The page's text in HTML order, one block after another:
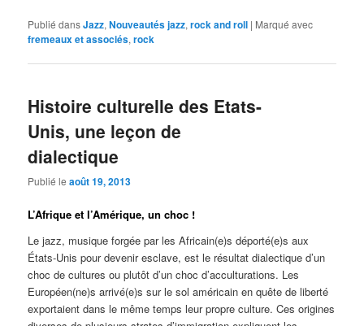
Publié dansJazz,Nouveautés jazz,rock and roll | Marqué avec
fremeaux et associés,rock
Histoire culturelle des Etats-
Unis, une leçon de
dialectique
Publié leaoût 19, 2013
L’Afrique et l’Amérique, un choc !
Le jazz, musique forgée par les Africain(e)s déporté(e)s aux
États-Unis pour devenir esclave, est le résultat dialectique d’un
choc de cultures ou plutôt d’un choc d’acculturations. Les
Européen(ne)s arrivé(e)s sur le sol américain en quête de liberté
exportaient dans le même temps leur propre culture. Ces origines